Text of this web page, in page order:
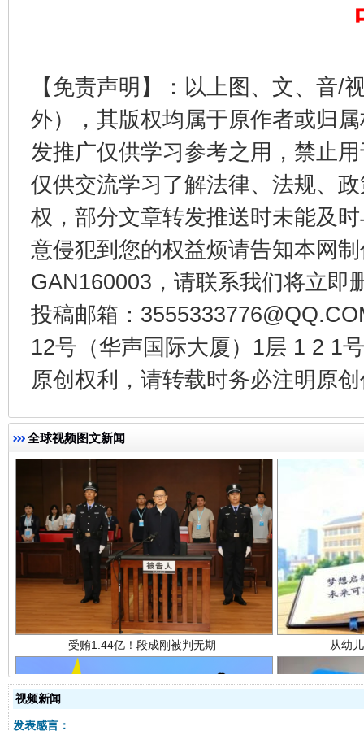
【免责声明】：以上图、文、音/
外），其版权均属于原作者或归
发推广仅供学习参考之用，禁止
仅供交流学习了解法律、法规、
权，部分文章转发推送时未能及
意侵犯到您的权益烦请告知本网
GAN160003，请联系我们将立即
投稿邮箱：
12号（华声国际大厦）1层 1 2 1
原创权利，请转载时务必注明原
全球视频图文新闻
千年窑火 生生不息 一
揭开“小金库”的免责幌子
受贿1.44亿！段成刚被判无期 从幼
视频新闻
发表感言：